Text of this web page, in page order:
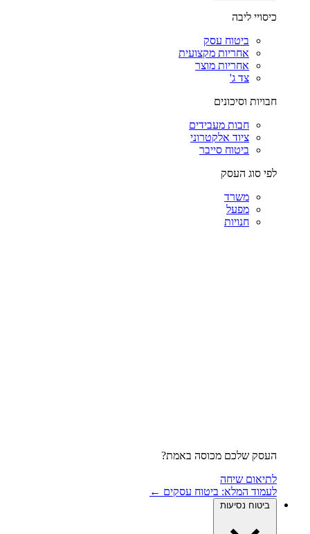
כיסויי ליבה
ביטוח עסק
אחריות מקצועית
אחריות מוצר
צד ג'
חבויות וסיכונים
חבות מעבידים
ציוד אלקטרוני
ביטוח סייבר
לפי סוג העסק
משרד
מפעל
חנויות
העסק שלכם מכוסה באמת?
לתיאום שיחה
לעמוד המלא: ביטוח עסקים ←
ביטוח נסיעות